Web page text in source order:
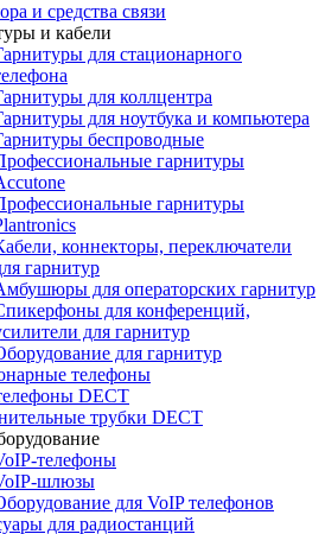
и средства связи
и кабели
для стационарного
для коллцентра
для ноутбука и компьютера
беспроводные
гарнитуры
гарнитуры
коннекторы, переключатели
гарнитур
для операторских гарнитур
для конференций,
для гарнитур
для гарнитур
телефоны
DECT
трубки DECT
телефоны
шлюзы
для VoIP телефонов
для радиостанций